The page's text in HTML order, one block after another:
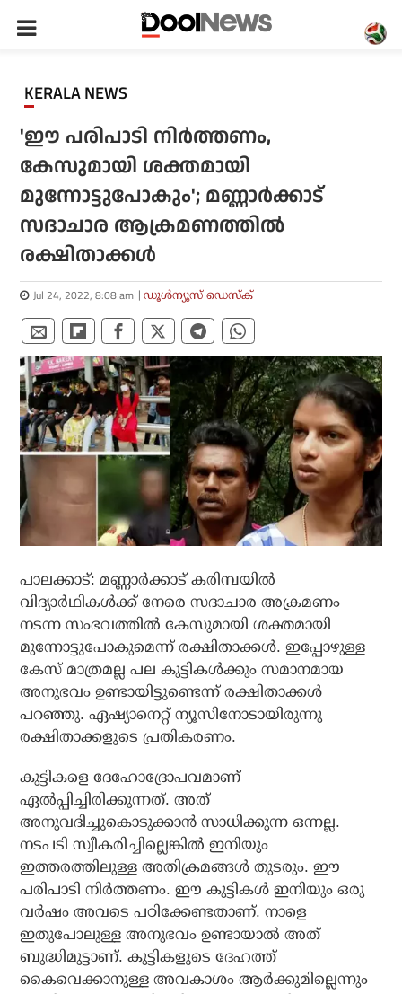
KERALA NEWS
'ഈ പരിപാടി നിര്‍ത്തണം,
കേസുമായി ശക്തമായി
മുന്നോട്ടുപോകും'; മണ്ണാര്‍ക്കാട്
സദാചാര ആക്രമണത്തില്‍
രക്ഷിതാക്കള്‍
Jul 24, 2022, 8:08 am ഡൂള്‍ന്യൂസ് ഡെസ്‌ക്
പാലക്കാട്: മണ്ണാര്‍ക്കാട് കരിമ്പയില്‍
വിദ്യാര്‍ഥികള്‍ക്ക് നേരെ സദാചാര അക്രമണം
നടന്ന സംഭവത്തില്‍ കേസുമായി ശക്തമായി
മുന്നോട്ടുപോകുമെന്ന് രക്ഷിതാക്കള്‍. ഇപ്പോഴുള്ള
കേസ് മാത്രമല്ല പല കുട്ടികള്‍ക്കും സമാനമായ
അനുഭവം ഉണ്ടായിട്ടുണ്ടെന്ന് രക്ഷിതാക്കള്‍
പറഞ്ഞു. ഏഷ്യാനെറ്റ് ന്യൂസിനോടായിരുന്നു
രക്ഷിതാക്കളുടെ പ്രതികരണം.
കുട്ടികളെ ദേഹോദ്രോപവമാണ്
ഏല്‍പ്പിച്ചിരിക്കുന്നത്. അത്
അനുവദിച്ചുകൊടുക്കാന്‍ സാധിക്കുന്ന ഒന്നല്ല.
നടപടി സ്വീകരിച്ചില്ലെങ്കില്‍ ഇനിയും
ഇത്തരത്തിലുള്ള അതിക്രമങ്ങള്‍ തുടരും. ഈ
പരിപാടി നിര്‍ത്തണം. ഈ കുട്ടികള്‍ ഇനിയും ഒരു
വര്‍ഷം അവടെ പഠിക്കേണ്ടതാണ്. നാളെ
ഇതുപോലുള്ള അനുഭവം ഉണ്ടായാല്‍ അത്
ബുദ്ധിമുട്ടാണ്. കുട്ടികളുടെ ദേഹത്ത്
കൈവെക്കാനുള്ള അവകാശം ആര്‍ക്കുമില്ലെന്നും